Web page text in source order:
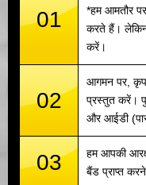
01
*हम आमतौर
करते हैं।
करें।
02
आगमन पर,
प्रस्तुत करें।
और आईडी
03
हम आपकी
बैंड प्राप्त